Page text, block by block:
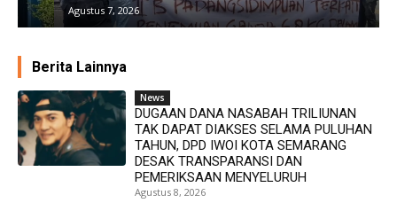
Agustus 7, 2026
Berita Lainnya
News
DUGAAN DANA NASABAH TRILIUNAN
TAK DAPAT DIAKSES SELAMA PULUHAN
TAHUN, DPD IWOI KOTA SEMARANG
DESAK TRANSPARANSI DAN
PEMERIKSAAN MENYELURUH
Agustus 8, 2026